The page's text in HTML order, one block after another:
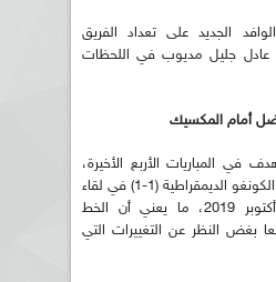
الجديد على تعداد الفريق
عادل جليل مديوب في اللحظات
أمام المكسيك
في المباريات الأربع الأخيرة،
وكان ذلك أمام جمهورية الكونغو الديمقراطية (1-1) في لقاء
ودي بالبليدة يوم 10 أكتوبر 2019، ما يعني أن الخط
بغض النظر عن التغييرات التي